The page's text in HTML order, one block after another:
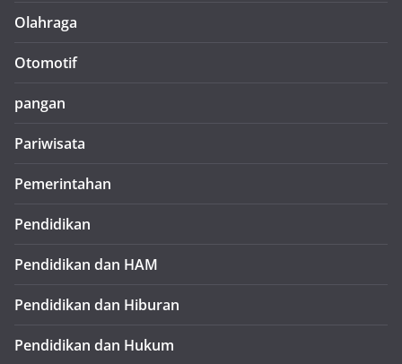
Olahraga
Otomotif
pangan
Pariwisata
Pemerintahan
Pendidikan
Pendidikan dan HAM
Pendidikan dan Hiburan
Pendidikan dan Hukum